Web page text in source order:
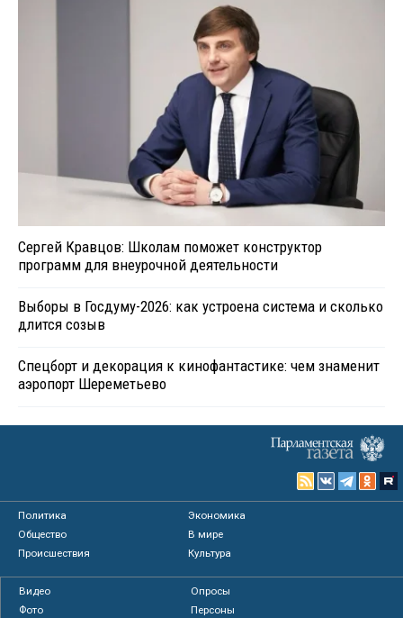
Сергей Кравцов: Школам поможет конструктор
программ для внеурочной деятельности
Выборы в Госдуму-2026: как устроена система и сколько
длится созыв
Спецборт и декорация к кинофантастике: чем знаменит
аэропорт Шереметьево
Политика
Экономика
Общество
В мире
Происшествия
Культура
Видео
Опросы
Фото
Персоны